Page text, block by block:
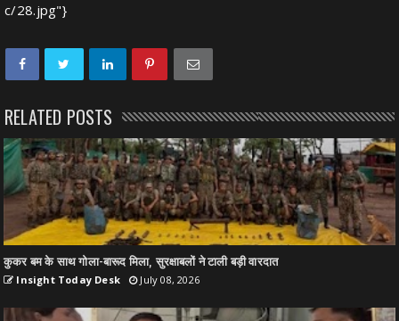
c/28.jpg"}
RELATED POSTS
कुकर बम के साथ गोला-बारूद मिला, सुरक्षाबलों ने टाली बड़ी वारदात
Insight Today Desk July 08, 2026